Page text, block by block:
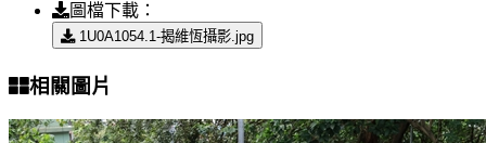
圖檔下載：
1U0A1054.1-揭維恆攝影.jpg
相關圖片